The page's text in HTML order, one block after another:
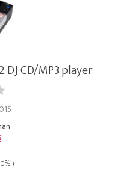
CD/MP3 player
)